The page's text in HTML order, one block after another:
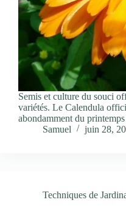
Semis et culture du souci
variétés. Le Calendula
abondamment du
Samuel
juin 28,
Techniques de